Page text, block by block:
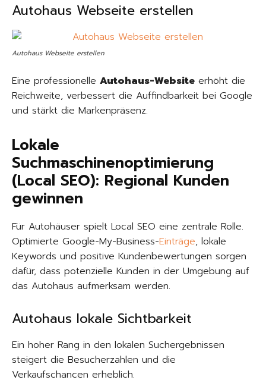
Autohaus Webseite erstellen
Autohaus Webseite erstellen
Eine professionelle Autohaus-Website erhöht die
Reichweite, verbessert die Auffindbarkeit bei Google
und stärkt die Markenpräsenz.
Lokale
Suchmaschinenoptimierung
(Local SEO): Regional Kunden
gewinnen
Für Autohäuser spielt Local SEO eine zentrale Rolle.
Optimierte Google-My-Business-Einträge, lokale
Keywords und positive Kundenbewertungen sorgen
dafür, dass potenzielle Kunden in der Umgebung auf
das Autohaus aufmerksam werden.
Autohaus lokale Sichtbarkeit
Ein hoher Rang in den lokalen Suchergebnissen
steigert die Besucherzahlen und die
Verkaufschancen erheblich.